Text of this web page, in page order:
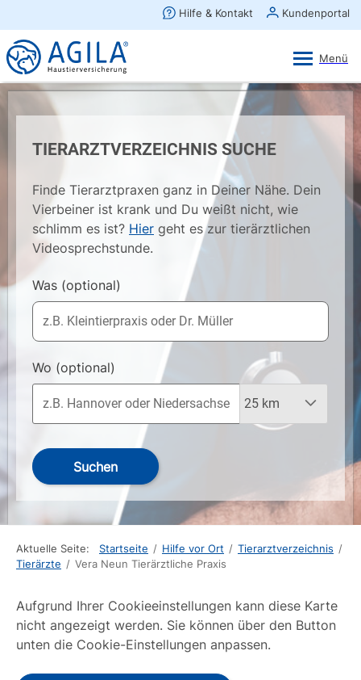
TIERARZTVERZEICHNIS SUCHE
Finde Tierarztpraxen ganz in Deiner Nähe. Dein
Vierbeiner ist krank und Du weißt nicht, wie
schlimm es ist? Hier geht es zur tierärztlichen
Videosprechstunde.
Was (optional)
Wo (optional)
Suchen
Aktuelle Seite: Startseite / Hilfe vor Ort / Tierarztverzeichnis /
Tierärzte / Vera Neun Tierärztliche Praxis
Aufgrund Ihrer Cookieeinstellungen kann diese Karte
nicht angezeigt werden. Sie können über den Button
unten die Cookie-Einstellungen anpassen.
×
AGILA Kunden-App
Gratis - Im Play Store laden
Ansehen